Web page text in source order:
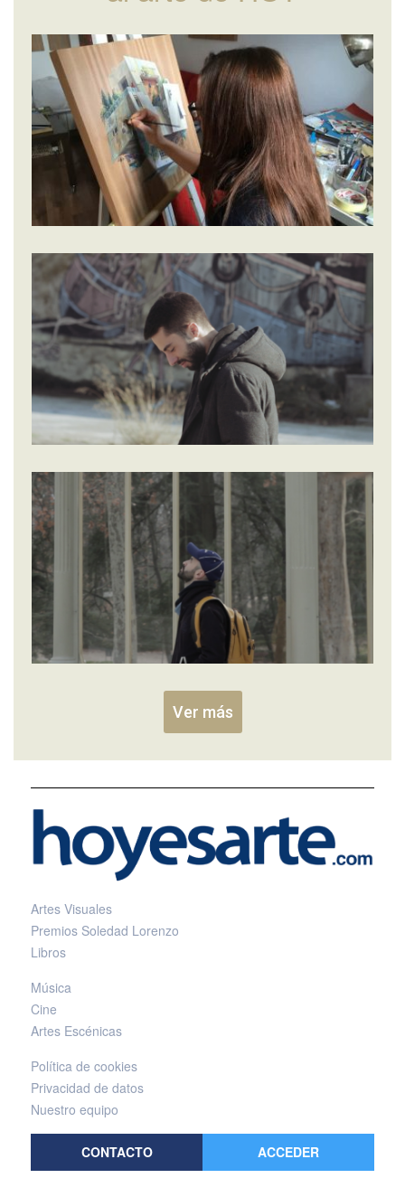
Ver más
Artes Visuales
Premios Soledad Lorenzo
Libros
Música
Cine
Artes Escénicas
Política de cookies
Privacidad de datos
Nuestro equipo
CONTACTO ACCEDER